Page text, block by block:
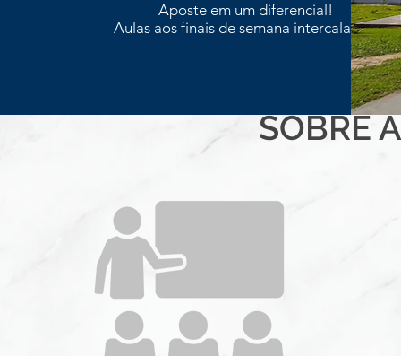
SOBRE
Aposte em um diferencial!
Aulas aos finais de semana intercalados.